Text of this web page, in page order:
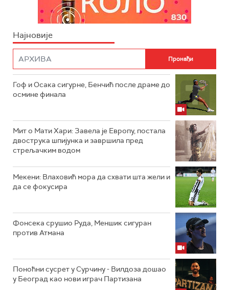
Најновије
Гоф и Осака сигурне, Бенчић после драме до
осмине финала
Мит о Мати Хари: Завела је Европу, постала
двострука шпијунка и завршила пред
стрељачким водом
Мекени: Влаховић мора да схвати шта жели и
да се фокусира
Фонсека срушио Руда, Меншик сигуран
против Атмана
Поноћни сусрет у Сурчину - Вилдоза дошао
у Београд као нови играч Партизана